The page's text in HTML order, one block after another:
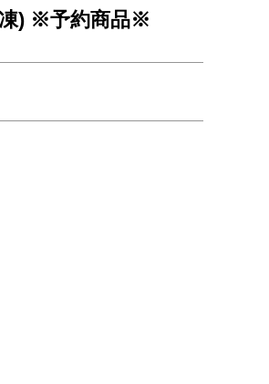
凍) ※予約商品※